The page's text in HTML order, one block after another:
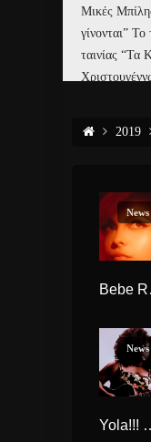
Μικές
γίνονται” Το
ταινίας “Τα
2019
News
News
Yola!!! H νέα soul diva με